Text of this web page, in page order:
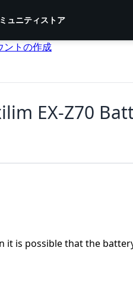
ュニティストア
ントの作成
EX-Z70
it is possible that the